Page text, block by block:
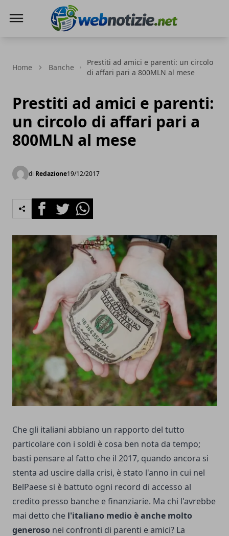
Home Banche
Prestiti ad amici e parenti: un circolo
di affari pari a 800MLN al mese
Prestiti ad amici e parenti:
un circolo di affari pari a
800MLN al mese
di Redazione19/12/2017
FacebookTwitterWhatsapp
Che gli italiani abbiano un rapporto del tutto
particolare con i soldi è cosa ben nota da tempo;
basti pensare al fatto che il 2017, quando ancora si
stenta ad uscire dalla crisi, è stato l'anno in cui nel
BelPaese si è battuto ogni record di accesso al
credito presso banche e finanziarie. Ma chi l'avrebbe
mai detto che l'italiano medio è anche molto
generoso nei confronti di parenti e amici? La